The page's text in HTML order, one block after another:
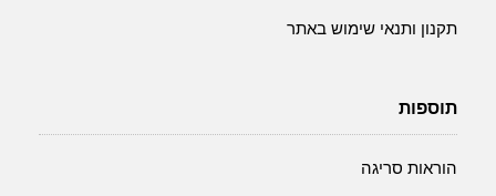
תקנון ותנאי שימוש באתר
תוספות
הוראות סריגה